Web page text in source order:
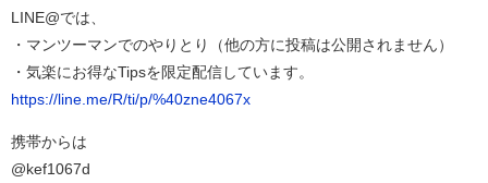
LINE@では、
・マンツーマンでのやりとり（他の方に投稿は公開されません）
・気楽にお得なTipsを限定配信しています。
https://line.me/R/ti/p/%40zne4067x
携帯からは
@kef1067d